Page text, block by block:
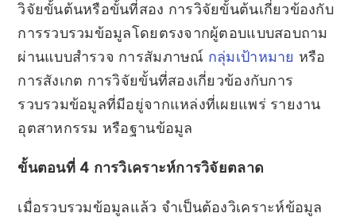
วิจัยขั้นต้นหรือขั้นที่สอง การวิจัยขั้นต้นเกี่ยวข้องกับ
การรวบรวมข้อมูลโดยตรงจากผู้ตอบแบบสอบถาม
ผ่านแบบสำรวจ การสัมภาษณ์ กลุ่มเป้าหมาย หรือ
การสังเกต การวิจัยขั้นที่สองเกี่ยวข้องกับการ
รวบรวมข้อมูลที่มีอยู่จากแหล่งที่เผยแพร่ รายงาน
อุตสาหกรรม หรือฐานข้อมูล
ขั้นตอนที่ 4 การวิเคราะห์การวิจัยตลาด
เมื่อรวบรวมข้อมูลแล้ว จำเป็นต้องวิเคราะห์ข้อมูล